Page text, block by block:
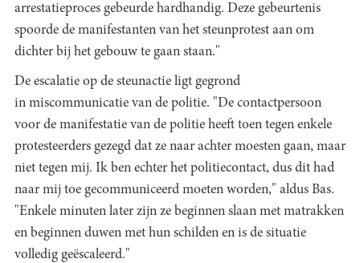
arrestatieproces gebeurde hardhandig. Deze gebeurtenis
spoorde de manifestanten van het steunprotest aan om
dichter bij het gebouw te gaan staan."
De escalatie op de steunactie ligt gegrond
in miscommunicatie van de politie. "De contactpersoon
voor de manifestatie van de politie heeft toen tegen enkele
protesteerders gezegd dat ze naar achter moesten gaan, maar
niet tegen mij. Ik ben echter het politiecontact, dus dit had
naar mij toe gecommuniceerd moeten worden," aldus Bas.
"Enkele minuten later zijn ze beginnen slaan met matrakken
en beginnen duwen met hun schilden en is de situatie
volledig geëscaleerd."